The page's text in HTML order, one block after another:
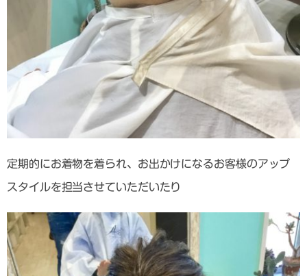
定期的にお着物を着られ、お出かけになるお客様のアップ
スタイルを担当させていただいたり